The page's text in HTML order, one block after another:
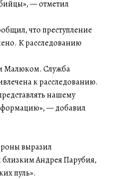
— отметил
что преступление
К расследованию
Малюком. Служба
к расследованию.
нашему
— добавил
выразил
Андрея Парубия,
пуль».